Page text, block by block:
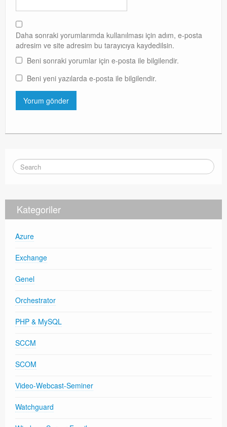
Daha sonraki yorumlarımda kullanılması için adım, e-posta
adresim ve site adresim bu tarayıcıya kaydedilsin.
Beni sonraki yorumlar için e-posta ile bilgilendir.
Beni yeni yazılarda e-posta ile bilgilendir.
Kategoriler
Azure
Exchange
Genel
Orchestrator
PHP & MySQL
SCCM
SCOM
Video-Webcast-Seminer
Watchguard